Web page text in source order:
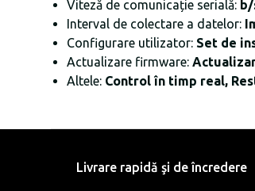
Viteză de comunicație serială: b/
Interval de colectare a datelor:
Configurare utilizator: Set de
Actualizare firmware:
Altele: Control în timp real,
Livrare rapidă şi de încredere